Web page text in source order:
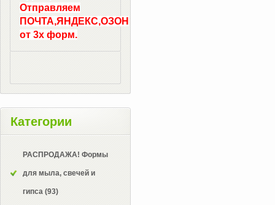
Отправляем
ПОЧТА,ЯНДЕКС,ОЗОН
от 3х форм.
Категории
РАСПРОДАЖА! Формы
для мыла, свечей и
гипса (93)